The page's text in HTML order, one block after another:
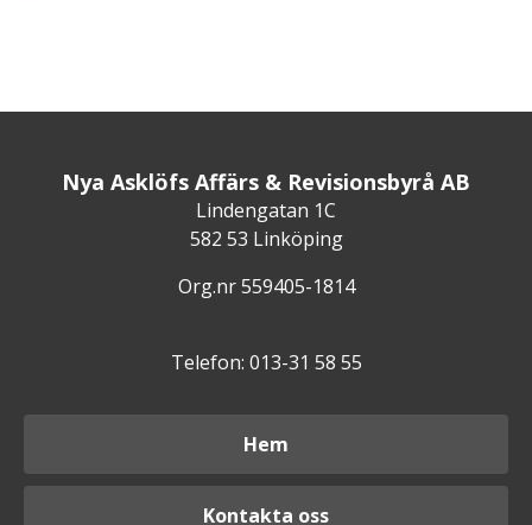
Nya Asklöfs Affärs & Revisionsbyrå AB
Lindengatan 1C
582 53 Linköping
Org.nr 559405-1814
Telefon: 013-31 58 55
Hem
Kontakta oss